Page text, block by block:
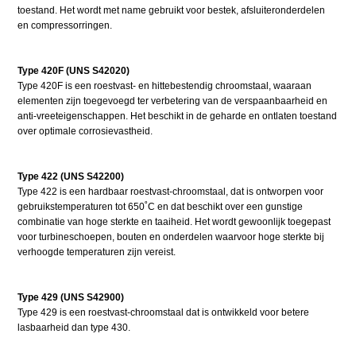
toestand. Het wordt met name gebruikt voor bestek, afsluiteronderdelen
en compressorringen.
Type 420F (UNS S42020)
Type 420F is een roestvast- en hittebestendig chroomstaal, waaraan
elementen zijn toegevoegd ter verbetering van de verspaanbaarheid en
anti-vreeteigenschappen. Het beschikt in de geharde en ontlaten toestand
over optimale corrosievastheid.
Type 422 (UNS S42200)
Type 422 is een hardbaar roestvast-chroomstaal, dat is ontworpen voor
gebruikstemperaturen tot 650˚C en dat beschikt over een gunstige
combinatie van hoge sterkte en taaiheid. Het wordt gewoonlijk toegepast
voor turbineschoepen, bouten en onderdelen waarvoor hoge sterkte bij
verhoogde temperaturen zijn vereist.
Type 429 (UNS S42900)
Type 429 is een roestvast-chroomstaal dat is ontwikkeld voor betere
lasbaarheid dan type 430.